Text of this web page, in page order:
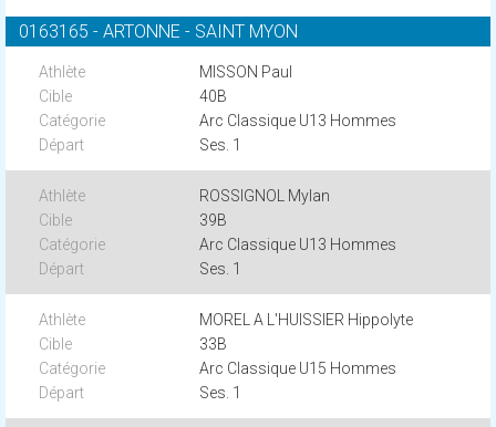
0163165 - ARTONNE - SAINT MYON
MISSON Paul
40B
Arc Classique U13 Hommes
Ses. 1
ROSSIGNOL Mylan
39B
Arc Classique U13 Hommes
Ses. 1
MOREL A L'HUISSIER Hippolyte
33B
Arc Classique U15 Hommes
Ses. 1